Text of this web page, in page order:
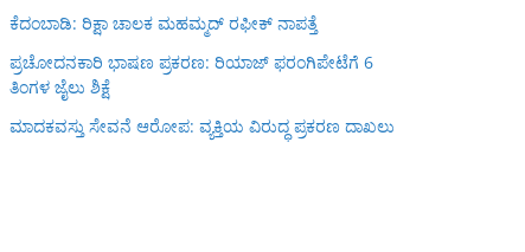
ಕೆದಂಬಾಡಿ: ರಿಕ್ಷಾ ಚಾಲಕ ಮಹಮ್ಮದ್ ರಫೀಕ್ ನಾಪತ್ತೆ
ಪ್ರಚೋದನಕಾರಿ ಭಾಷಣ ಪ್ರಕರಣ: ರಿಯಾಜ್ ಫರಂಗಿಪೇಟೆಗೆ 6
ತಿಂಗಳ ಜೈಲು ಶಿಕ್ಷೆ
ಮಾದಕವಸ್ತು ಸೇವನೆ ಆರೋಪ: ವ್ಯಕ್ತಿಯ ವಿರುದ್ಧ ಪ್ರಕರಣ ದಾಖಲು